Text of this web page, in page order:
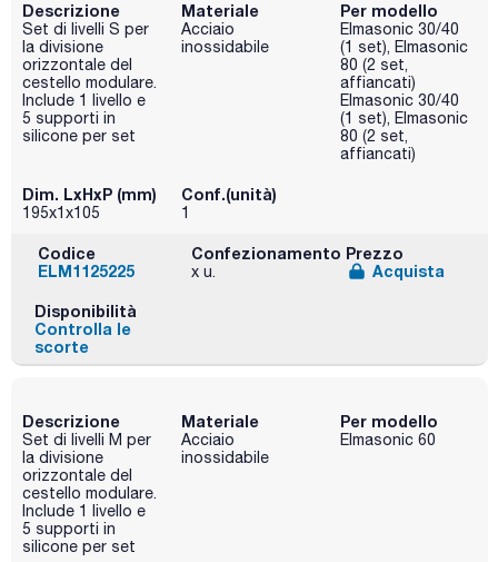
Descrizione
Set di livelli S per
la divisione
orizzontale del
cestello modulare.
Include 1 livello e
5 supporti in
silicone per set
Materiale
Acciaio
inossidabile
Per modello
Elmasonic 30/40
(1 set), Elmasonic
80 (2 set,
affiancati)
Elmasonic 30/40
(1 set), Elmasonic
80 (2 set,
affiancati)
Dim. LxHxP (mm)
195x1x105
Conf.(unità)
1
Codice
ELM1125225
Confezionamento
x u.
Prezzo
Acquista
Disponibilità
Controlla le
scorte
Descrizione
Set di livelli M per
la divisione
orizzontale del
cestello modulare.
Include 1 livello e
5 supporti in
silicone per set
Materiale
Acciaio
inossidabile
Per modello
Elmasonic 60